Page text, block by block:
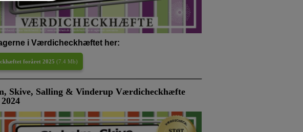
i Værdicheckhæftet her:
foråret 2025 (7.4 Mb)
Skive, Salling & Vinderup Værdicheckhæfte